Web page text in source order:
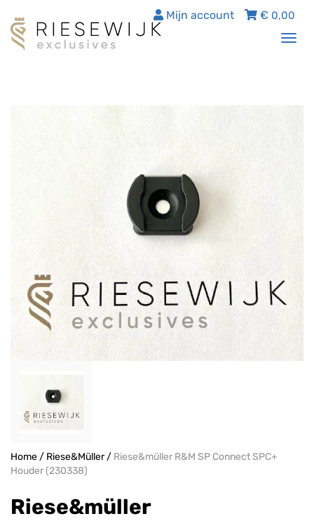
€ 0,00
Mijn account
Home/ Riese&Müller/ Riese&müller R&M SP Connect SPC+
Houder (230338)
Riese&müller